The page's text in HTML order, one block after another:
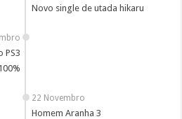
Novo single de utada hikaru
PS3
22 Novembro
Homem Aranha 3